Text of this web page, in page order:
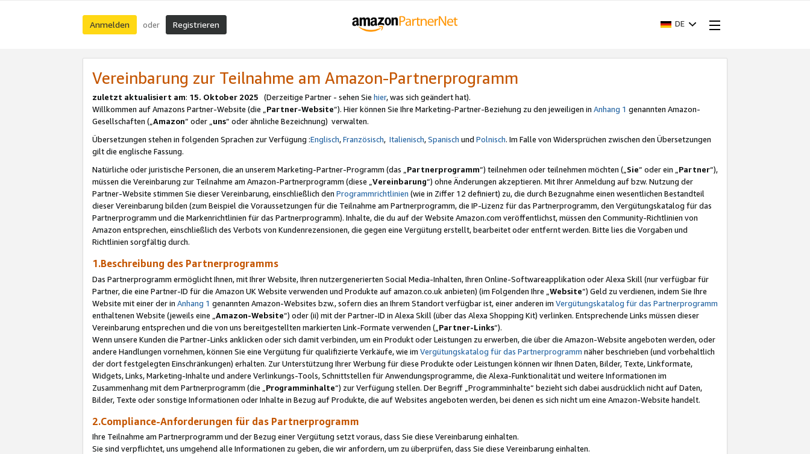
Anmelden oder Registrieren DE
Vereinbarung zur Teilnahme am Amazon-Partnerprogramm
zuletzt aktualisiert am: 15. Oktober 2025 (Derzeitige Partner - sehen Sie hier, was sich geändert hat).
Willkommen auf Amazons Partner-Website (die „Partner-Website“). Hier können Sie Ihre Marketing-Partner-Beziehung zu den jeweiligen in Anhang 1 genannten Amazon-
Gesellschaften („Amazon“ oder „uns“ oder ähnliche Bezeichnung) verwalten.
Übersetzungen stehen in folgenden Sprachen zur Verfügung :Englisch,Französisch, Italienisch,Spanisch und Polnisch. Im Falle von Widersprüchen zwischen den Übersetzungen
gilt die englische Fassung.
Natürliche oder juristische Personen, die an unserem Marketing-Partner-Programm (das „Partnerprogramm“) teilnehmen oder teilnehmen möchten („Sie“ oder ein „Partner“),
müssen die Vereinbarung zur Teilnahme am Amazon-Partnerprogramm (diese „Vereinbarung“) ohne Änderungen akzeptieren. Mit Ihrer Anmeldung auf bzw. Nutzung der
Partner-Website stimmen Sie dieser Vereinbarung, einschließlich den Programmrichtlinien (wie in Ziffer 12 definiert) zu, die durch Bezugnahme einen wesentlichen Bestandteil
dieser Vereinbarung bilden (zum Beispiel die Voraussetzungen für die Teilnahme am Partnerprogramm, die IP-Lizenz für das Partnerprogramm, den Vergütungskatalog für das
Partnerprogramm und die Markenrichtlinien für das Partnerprogramm). Inhalte, die du auf der Website Amazon.com veröffentlichst, müssen den Community-Richtlinien von
Amazon entsprechen, einschließlich des Verbots von Kundenrezensionen, die gegen eine Vergütung erstellt, bearbeitet oder entfernt werden. Bitte lies die Vorgaben und
Richtlinien sorgfältig durch.
1.Beschreibung des Partnerprogramms
Das Partnerprogramm ermöglicht Ihnen, mit Ihrer Website, Ihren nutzergenerierten Social Media-Inhalten, Ihren Online-Softwareapplikation oder Alexa Skill (nur verfügbar für
Partner, die eine Partner-ID für die Amazon UK Website verwenden und Produkte auf amazon.co.uk anbieten) (im Folgenden Ihre „ Website“) Geld zu verdienen, indem Sie Ihre
Website mit einer der in Anhang 1 genannten Amazon-Websites bzw., sofern dies an Ihrem Standort verfügbar ist, einer anderen im Vergütungskatalog für das Partnerprogramm
enthaltenen Website (jeweils eine „ Amazon-Website“) oder (ii) mit der Partner-ID in Alexa Skill (über das Alexa Shopping Kit) verlinken. Entsprechende Links müssen dieser
Vereinbarung entsprechen und die von uns bereitgestellten markierten Link-Formate verwenden („ Partner-Links“).
Wenn unsere Kunden die Partner-Links anklicken oder sich damit verbinden, um ein Produkt oder Leistungen zu erwerben, die über die Amazon-Website angeboten werden, oder
andere Handlungen vornehmen, können Sie eine Vergütung für qualifizierte Verkäufe, wie im Vergütungskatalog für das Partnerprogramm näher beschrieben (und vorbehaltlich
der dort festgelegten Einschränkungen) erhalten. Zur Unterstützung Ihrer Werbung für diese Produkte oder Leistungen können wir Ihnen Daten, Bilder, Texte, Linkformate,
Widgets, Links, Marketing-Inhalte und andere Verlinkungs-Tools, Schnittstellen für Anwendungsprogramme, die Alexa-Funktionalität und weitere Informationen im
Zusammenhang mit dem Partnerprogramm (die „ Programminhalte“) zur Verfügung stellen. Der Begriff „Programminhalte“ bezieht sich dabei ausdrücklich nicht auf Daten,
Bilder, Texte oder sonstige Informationen oder Inhalte in Bezug auf Produkte, die auf Websites angeboten werden, bei denen es sich nicht um eine Amazon-Website handelt.
2.Compliance-Anforderungen für das Partnerprogramm
Ihre Teilnahme am Partnerprogramm und der Bezug einer Vergütung setzt voraus, dass Sie diese Vereinbarung einhalten.
Sie sind verpflichtet, uns umgehend alle Informationen zu geben, die wir anfordern, um zu überprüfen, dass Sie diese Vereinbarung einhalten.